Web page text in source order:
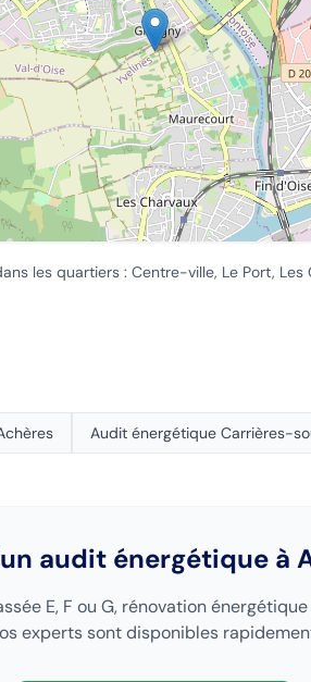
les quartiers : Centre-ville, Le Port, Les
Audit énergétique Carrières-
audit énergétique à
E, F ou G, rénovation
experts sont disponibles